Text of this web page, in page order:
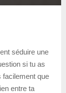
séduire une
si tu as
facilement que
entre ta